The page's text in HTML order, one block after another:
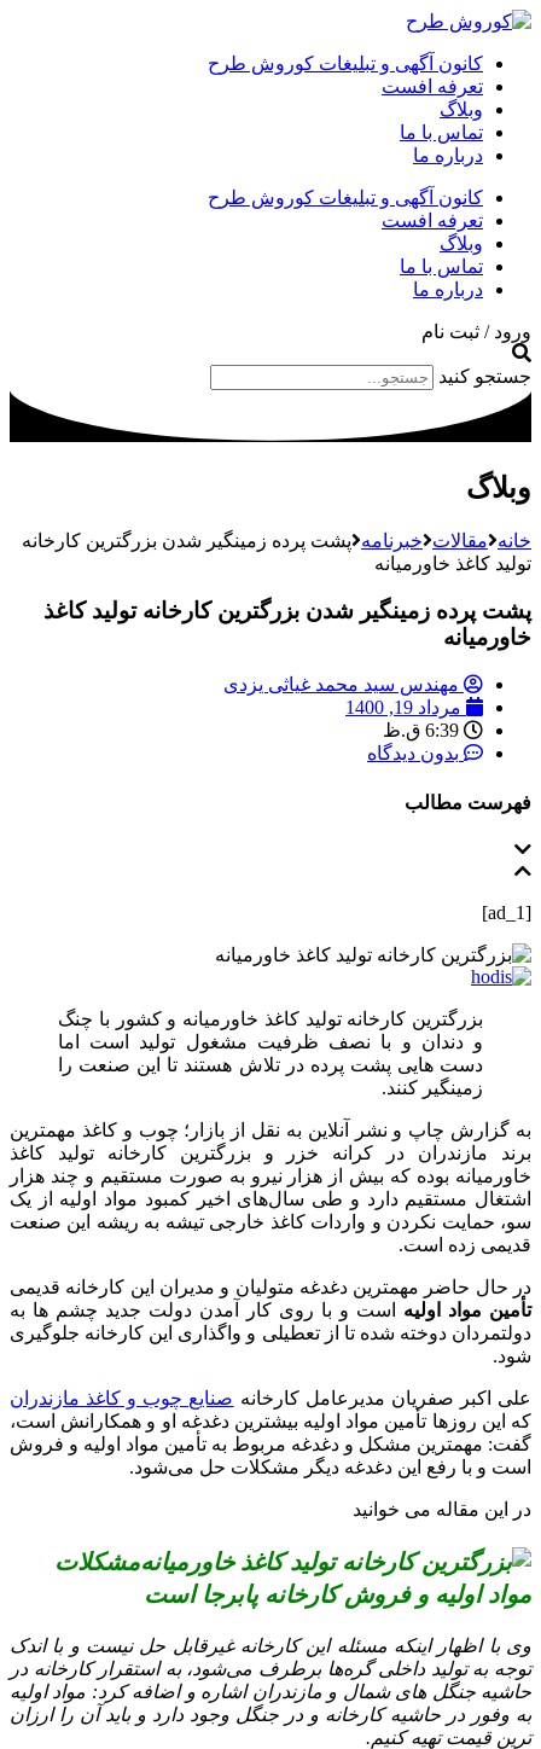
کانون آگهی و تبلیغات کوروش طرح
تعرفه افست
وبلاگ
تماس با ما
درباره ما
کانون آگهی و تبلیغات کوروش طرح
تعرفه افست
وبلاگ
تماس با ما
درباره ما
ورود / ثبت نام
جستجو کنید
وبلاگ
خانه مقالات خبرنامه پشت پرده زمینگیر شدن بزرگترین کارخانه
تولید کاغذ خاورمیانه
پشت پرده زمینگیر شدن بزرگترین کارخانه تولید کاغذ
خاورمیانه
مهندس سید محمد غیاثی یزدی
مرداد 19, 1400
6:39 ق.ظ
بدون دیدگاه
فهرست مطالب
[ad_1]
بزرگترین کارخانه تولید کاغذ خاورمیانه و کشور با چنگ
و دندان و با نصف ظرفیت مشغول تولید است اما
دست هایی پشت پرده در تلاش هستند تا این صنعت را
زمینگیر کنند.
به گزارش چاپ و نشر آنلاین به نقل از بازار؛ چوب و کاغذ مهمترین
برند مازندران در کرانه خزر و بزرگترین کارخانه تولید کاغذ
خاورمیانه بوده که بیش از هزار نیرو به صورت مستقیم و چند هزار
اشتغال مستقیم دارد و طی سال‌های اخیر کمبود مواد اولیه از یک
سو، حمایت نکردن و واردات کاغذ خارجی تیشه به ریشه این صنعت
قدیمی زده است.
در حال حاضر مهمترین دغدغه متولیان و مدیران این کارخانه قدیمی
تأمین مواد اولیه است و با روی کار آمدن دولت جدید چشم‌ ها به
دولتمردان دوخته شده تا از تعطیلی و واگذاری این کارخانه جلوگیری
شود.
علی اکبر صفریان مدیرعامل کارخانه صنایع چوب و کاغذ مازندران
که این روزها تأمین مواد اولیه بیشترین دغدغه او و همکارانش است،
گفت: مهمترین مشکل و دغدغه مربوط به تأمین مواد اولیه و فروش
است و با رفع این دغدغه دیگر مشکلات حل می‌شود.
در این مقاله می خوانید
مشکلات
مواد اولیه و فروش کارخانه پابرجا است
وی با اظهار اینکه مسئله این کارخانه غیرقابل حل نیست و با اندک
توجه به تولید داخلی گره‌ها برطرف می‌شود، به استقرار کارخانه در
حاشیه جنگل‌ های شمال و مازندران اشاره و اضافه کرد: مواد اولیه
به وفور در حاشیه کارخانه و در جنگل وجود دارد و باید آن را ارزان‌
ترین قیمت تهیه کنیم.